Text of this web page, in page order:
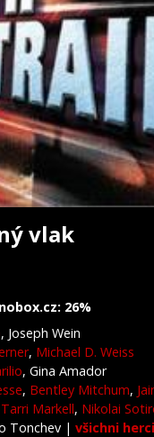
vlak
26%
, Joseph Wein
, Michael D. Weiss
, Gina Amador
, Bentley Mitchum,
Tarri Markell, Nikolai
Tonchev | všichni herci